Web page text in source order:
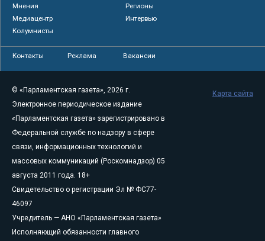
Мнения
Регионы
Медиацентр
Интервью
Колумнисты
Контакты Реклама Вакансии
© «Парламентская газета», 2026 г.
Электронное периодическое издание
«Парламентская газета» зарегистрировано в
Федеральной службе по надзору в сфере
связи, информационных технологий и
массовых коммуникаций (Роскомнадзор) 05
августа 2011 года. 18+
Свидетельство о регистрации Эл № ФС77-
46097
Учредитель — АНО «Парламентская газета»
Исполняющий обязанности главного
Карта сайта